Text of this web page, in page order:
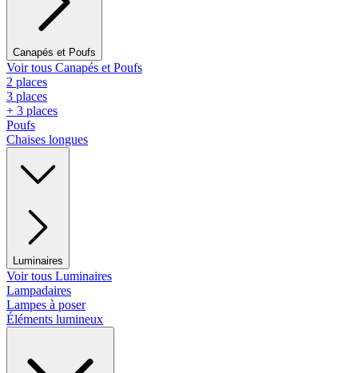
Canapés et Poufs
Voir tous Canapés et Poufs
2 places
3 places
+ 3 places
Poufs
Chaises longues
Luminaires
Voir tous Luminaires
Lampadaires
Lampes à poser
Éléments lumineux